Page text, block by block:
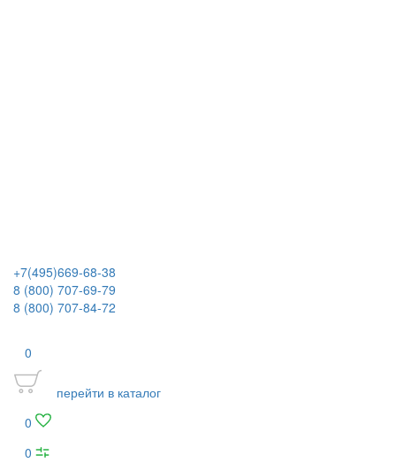
+7(495)669-68-38
8 (800) 707-69-79
8 (800) 707-84-72
0
перейти в каталог
0
0